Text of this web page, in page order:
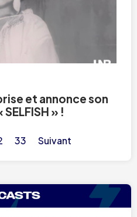
et annonce son
» !
33 Suivant